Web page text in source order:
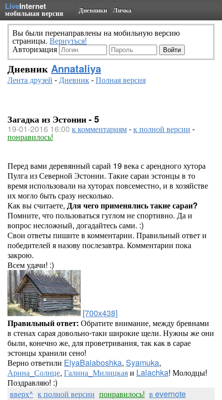
LiveInternet
мобильная версия Дневники Личка
Вы были перенаправлены на мобильную версию
страницы. Вернуться!
Авторизация
Дневник Annataliya
Лента друзей -Дневник-Полная версия
Загадка из Эстонии - 5
19-01-2016 16:00 к комментариям-к полной версии -
понравилось!
Перед вами деревянный сарай 19 века с арендного хутора
Пулга из Северной Эстонии. Такие сараи эстонцы в то
время использовали на хуторах повсеместно, и в хозяйстве
их могло быть сразу несколько.
Как вы считаете, Для чего применялись такие сараи?
Помните, что пользоваться гуглом не спортивно. Да и
вопрос несложный, догадайтесь сами. :)
Свои ответы пишите в комментарии. Правильный ответ и
победителей я назову послезавтра. Комментарии пока
закрою.
Всем удачи! :)
[700x438]
Правильный ответ: Обратите внимание, между бревнами
в стенах сарая довольно-таки широкие щели. Нужны же они
были, конечно же, для проветривания, так как в сарае
эстонцы хранили сено!
Верно ответили ElyaBalaboshka, Syamuka,
Арина_Солнце, Галина_Милицкаяи Lalachka! Молодцы!
Поздравляю! :)
вверх^ к полной версии понравилось! в evernote